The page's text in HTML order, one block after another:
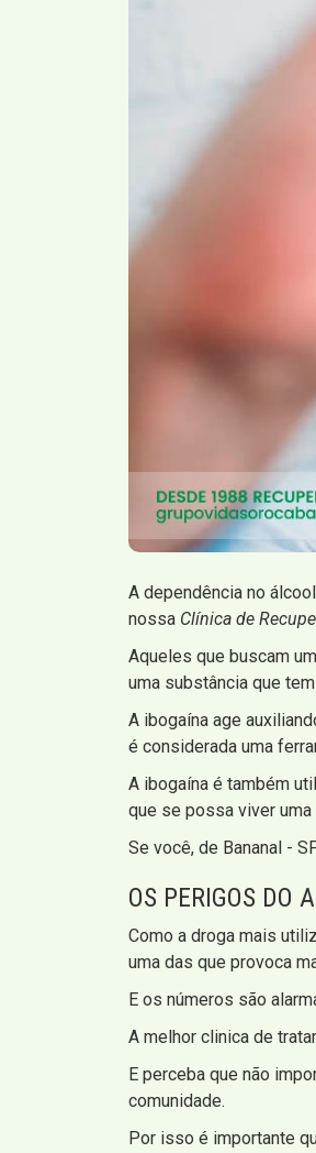
A dependência no
nossa Clínica de
Aqueles que buscam
uma substância que
A ibogaína age
é considerada uma
A ibogaína é também
que se possa viver
Se você, de Bananal -
OS PERIGOS DO
Como a droga mais
uma das que provoca
E os números são
A melhor clinica de
E perceba que não
comunidade.
Por isso é importante